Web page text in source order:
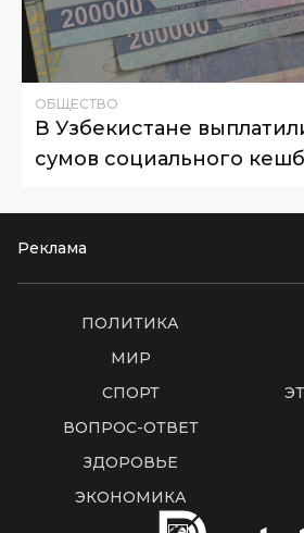
ОБЩЕСТВО
В Узбекистане
сумов социального
Реклама
ПОЛИТИКА
МИР
СПОРТ
ВОПРОС-ОТВЕТ
ЗДОРОВЬЕ
ЭКОНОМИКА